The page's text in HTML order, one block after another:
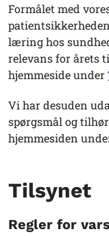
Formålet med
læring hos
relevans for årets
hjemmeside under
Vi har desuden
spørgsmål og
hjemmesiden
Tilsynet
Regler for